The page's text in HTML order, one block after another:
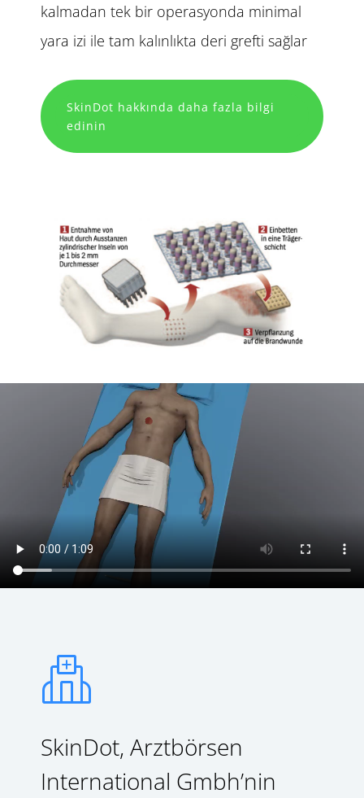
kalmadan tek bir operasyonda minimal
yara izi ile tam kalınlıkta deri grefti sağlar
SkinDot hakkında daha fazla bilgi
edinin
SkinDot, Arztbörsen
International Gmbh’nin